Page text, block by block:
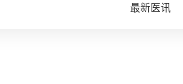
最新医讯